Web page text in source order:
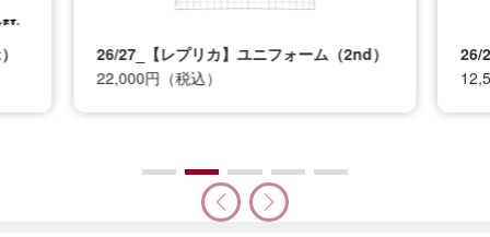
26/27_【レプリカ】ユニフォーム（2nd）
22,000円（税込）
26/